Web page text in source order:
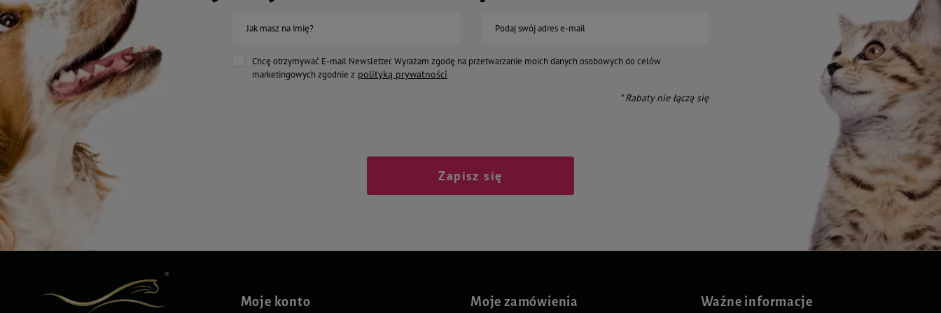
Jak masz na imię? Podaj swój adres e-mail
Chcę otrzymywać E-mail Newsletter. Wyrażam zgodę na przetwarzanie moich danych osobowych do celów
marketingowych zgodnie z polityką prywatności
* Rabaty nie łączą się
Zapisz się
Moje konto Moje zamówienia Ważne informacje